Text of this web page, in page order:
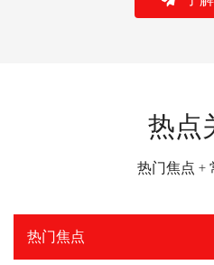
热点
热门焦点 +
热门焦点